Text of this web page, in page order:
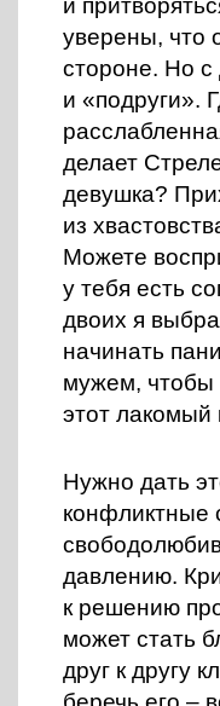
и
уверены, что
стороне. Но с
и «подруги».
делает
девушка?
из
Можете
у тебя есть
двоих я
начинать
мужем, чтобы
этот лакомый
Нужно дать
конфликтные
давлению.
к решению
может стать
друг к другу